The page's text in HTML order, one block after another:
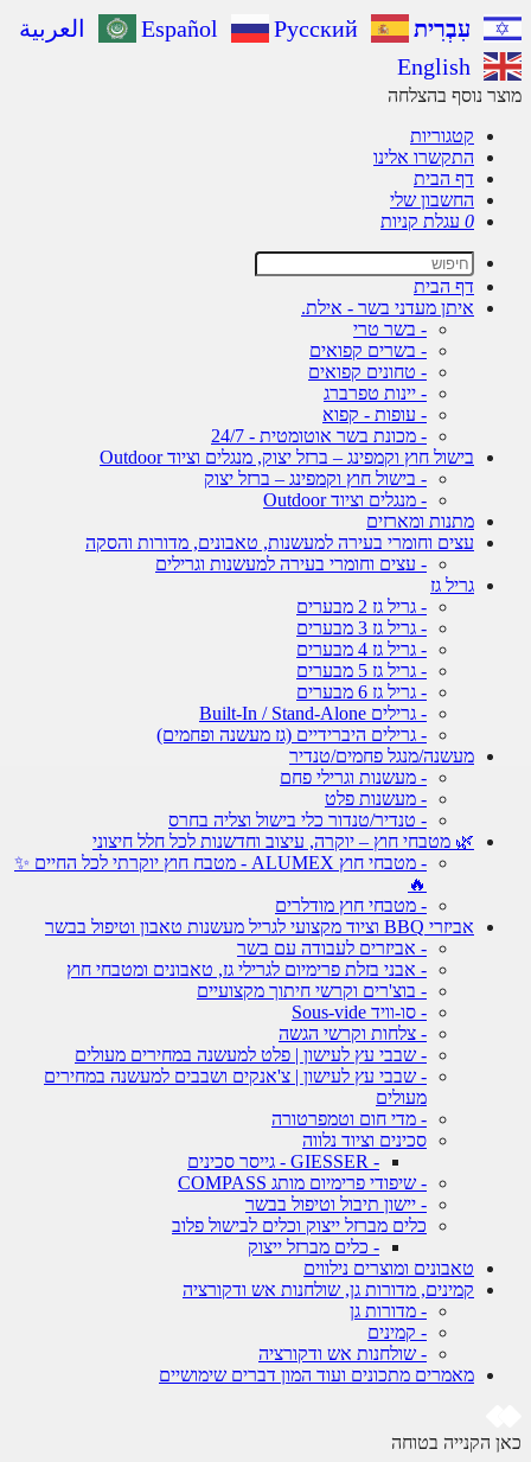
עִבְרִית Español Русский
العربية
English
נוסף בהצלחה
קטגוריות
התקשרו אלינו
דף הבית
החשבון שלי
עגלת קניות
דף הבית
איתן מעדני בשר - אילת.
- בשר טרי
- בשרים קפואים
- טחונים קפואים
- יינות טפרברג
- עופות - קפוא
- מכונת בשר אוטומטית - 24/7
בישול חוץ וקמפינג – ברזל יצוק, מנגלים וציוד Outdoor
- בישול חוץ וקמפינג – ברזל יצוק
- מנגלים וציוד Outdoor
מתנות ומארזים
עצים וחומרי בעירה למעשנות, טאבונים, מדורות והסקה
- עצים וחומרי בעירה למעשנות וגרילים
גריל גז
- גריל גז 2 מבערים
- גריל גז 3 מבערים
- גריל גז 4 מבערים
- גריל גז 5 מבערים
- גריל גז 6 מבערים
- גרילים Built-In / Stand-Alone
- גרילים היברידיים (גז מעשנה ופחמים)
מעשנה/מנגל פחמים/טנדיר
- מעשנות וגרילי פחם
- מעשנות פלט
- טנדיר/טנדור כלי בישול וצליה בחרס
🌿 מטבחי חוץ – יוקרה, עיצוב וחדשנות לכל חלל חיצוני
- מטבחי חוץ ALUMEX - מטבח חוץ יוקרתי לכל החיים ✨
- מטבחי חוץ מודלרים
אביזרי BBQ וציוד מקצועי לגריל מעשנות טאבון וטיפול בבשר
- אביזרים לעבודה עם בשר
- אבני בזלת פרימיום לגרילי גז, טאבונים ומטבחי חוץ
- בוצ'רים וקרשי חיתוך מקצועיים
- סו-וויד Sous-vide
- צלחות וקרשי הגשה
- שבבי עץ לעישון | פלט למעשנה במחירים מעולים
- שבבי עץ לעישון | צ'אנקים ושבבים למעשנה במחירים
מעולים
- מדי חום וטמפרטורה
סכינים וציוד נלווה
- שיפודי פרימיום מותג COMPASS
- יישון תיבול וטיפול בבשר
כלים מברזל ייצוק וכלים לבישול פלוב
- כלים מברזל ייצוק
טאבונים ומוצרים נילווים
קמינים, מדורות גן, שולחנות אש ודקורציה
- מדורות גן
- קמינים
- שולחנות אש ודקורציה
מאמרים מתכונים ועוד המון דברים שימושיים
הקנייה בטוחה